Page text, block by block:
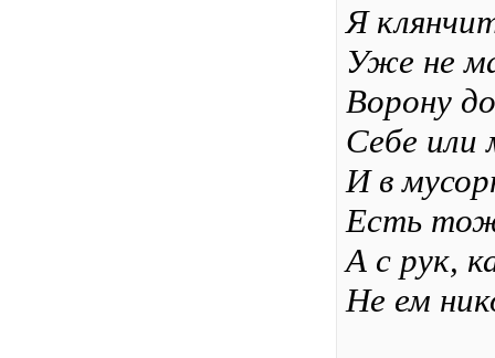
Я
Уже не
Ворону
Себе
И в
Есть
А с рук,
Не ем